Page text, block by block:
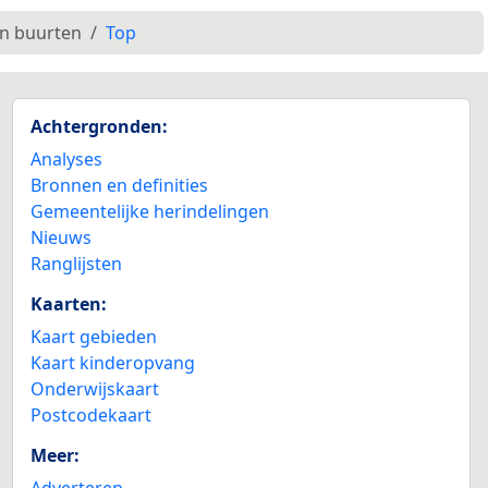
buurten Top
Achtergronden:
Analyses
Bronnen en definities
Gemeentelijke herindelingen
Nieuws
Ranglijsten
Kaarten:
Kaart gebieden
Kaart kinderopvang
Onderwijskaart
Postcodekaart
Meer: